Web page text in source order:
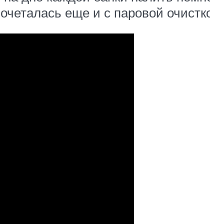
еще и с паровой